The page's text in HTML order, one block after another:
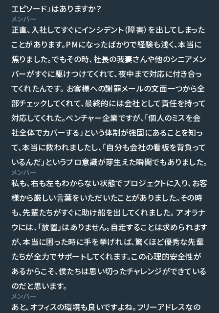
エピソード」はありますか？
メンバー
正直、入社してすぐにインシデント（障害）を出してしまった
ことがあります。PMになったばかりで経験も浅く、本当に
焦りました。でもその時、社長の我妻さんや他のシニアメン
バーがすぐに駆けつけてくれて、夜中まで対応に付き合っ
てくれたんです。 お客様への謝罪メールの文面一つから全
部チェックしてくれて、最終的には会社として責任を持って
対応してくれた。ベンチャー企業ですが、「個人のミスを会
社全体でカバーする」という体制が強固にあることを知っ
て、本当に救われましたし、「自分も会社の看板を背負って
いるんだ」というプロ意識が芽生えた瞬間でもありました。
メンバー
私も、右も左もわからない状態でプロジェクトに入り、お客
様から厳しい言葉をいただいたことがありました。その時
も、先輩たちがすぐに助け船を出してくれました。 アオラナ
ウには、「放置」はありません。自走することは求められます
が、本当に困った時に手を挙げれば、驚くほど優秀な先輩
たちが全力でサポートしてくれます。この心理的安全性が
あるからこそ、僕たちは思い切ったチャレンジができている
のだと思います。
メンバー
あと、オフィスの環境も良いですよね。フリーアドレスなの